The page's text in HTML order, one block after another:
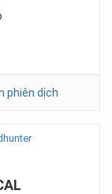
phiên dịch